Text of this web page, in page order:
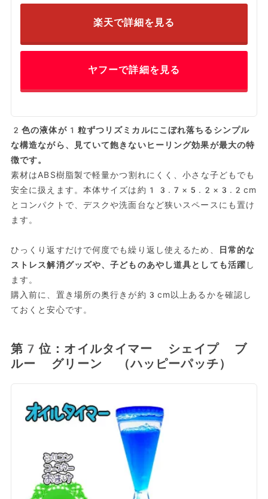
楽天で詳細を見る
ヤフーで詳細を見る
2色の液体が1粒ずつリズミカルにこぼれ落ちるシンプル
な構造ながら、見ていて飽きないヒーリング効果が最大の特
徴です。
素材はABS樹脂製で軽量かつ割れにくく、小さな子どもでも
安全に扱えます。本体サイズは約13.7×5.2×3.2cm
とコンパクトで、デスクや洗面台など狭いスペースにも置け
ます。
ひっくり返すだけで何度でも繰り返し使えるため、
日常的な
ストレス解消グッズや、子どものあやし道具としても活躍 し
ます。
購入前に、置き場所の奥行きが約3cm以上あるかを確認し
ておくと安心です。
第7位：オイルタイマー シェイプ ブ
ルー グリーン （ハッピーパッチ）